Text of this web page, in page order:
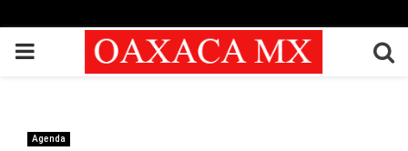
PRIMARY
Agenda